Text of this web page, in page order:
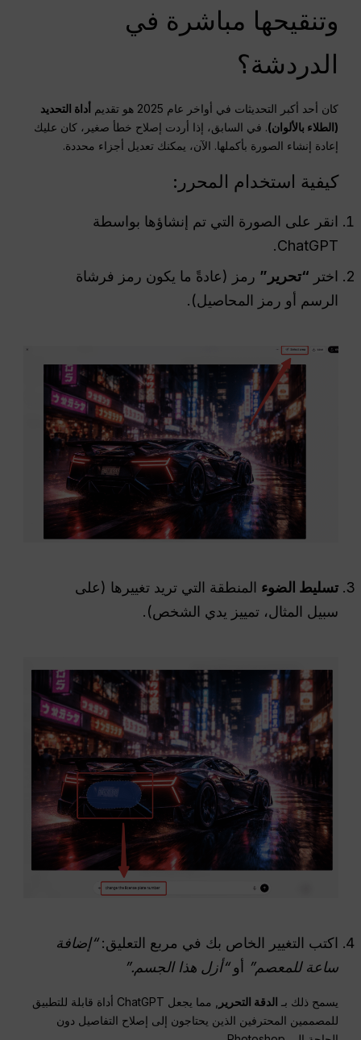
وتنقيحها مباشرة في
الدردشة؟
كان أحد أكبر التحديثات في أواخر عام 2025 هو تقديم
أداة التحديد
(الطلاء بالألوان). في السابق، إذا أردت إصلاح خطأ صغير، كان عليك
إعادة إنشاء الصورة بأكملها. الآن، يمكنك تعديل أجزاء محددة.
كيفية استخدام المحرر:
انقر على الصورة التي تم إنشاؤها بواسطة
ChatGPT.
اختر “تحرير” رمز (عادةً ما يكون رمز فرشاة
الرسم أو رمز المحاصيل).
تسليط الضوء المنطقة التي تريد تغييرها (على
سبيل المثال، تمييز يدي الشخص).
اكتب التغيير الخاص بك في مربع التعليق:“إضافة
ساعة للمعصم” أو“أزل هذا الجسم.”
يسمح ذلك بـ الدقة التحرير
, مما يجعل ChatGPT أداة قابلة للتطبيق
للمصممين المحترفين الذين يحتاجون إلى إصلاح التفاصيل دون